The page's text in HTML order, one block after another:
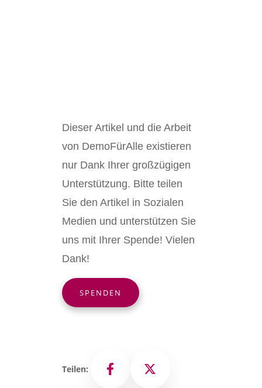
Dieser Artikel und die Arbeit
von DemoFürAlle existieren
nur Dank Ihrer großzügigen
Unterstützung. Bitte teilen
Sie den Artikel in Sozialen
Medien und unterstützen Sie
uns mit Ihrer Spende! Vielen
Dank!
SPENDEN
Teilen: Facebook X